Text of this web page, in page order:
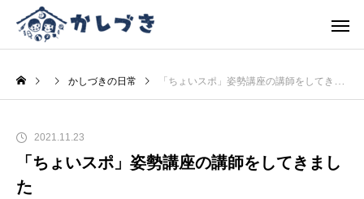
かしづきの日常 「ちょいスポ」姿勢講座の講師をしてきました
2021.11.23
「ちょいスポ」姿勢講座の講師をしてきまし
た